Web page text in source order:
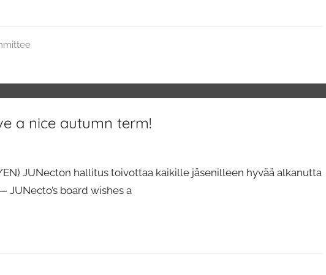
a nice autumn term!
JUNecton hallitus toivottaa kaikille jäsenilleen hyvää alkanutta
JUNecto’s board wishes a